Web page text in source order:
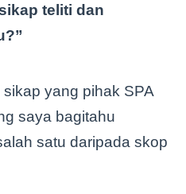
teliti dan
yang pihak SPA
saya bagitahu
satu daripada skop